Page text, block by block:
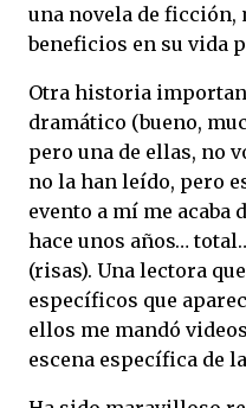
una novela de ficción,
beneficios en su vida
Otra historia
dramático (bueno,
pero una de ellas, no
no la han leído, pero
evento a mí me acaba
hace unos años…
(risas). Una lectora
específicos que
ellos me mandó
escena específica de